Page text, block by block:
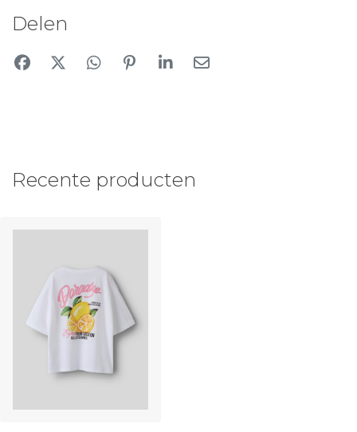
Delen
Recente producten